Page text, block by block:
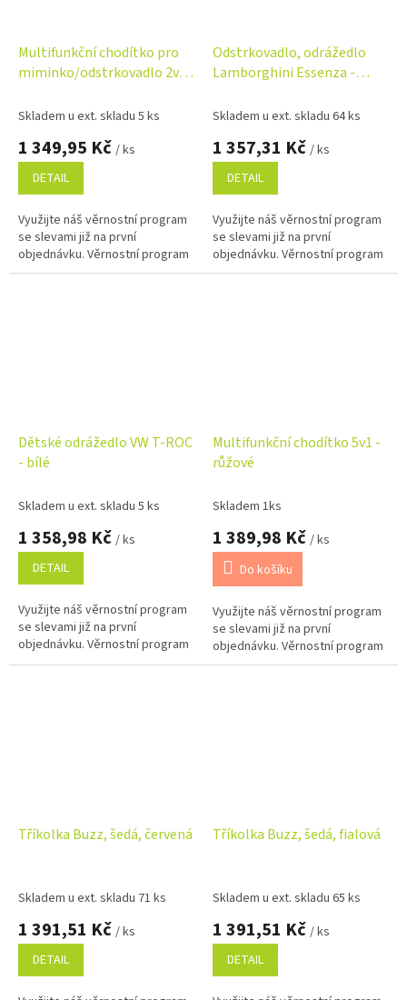
Multifunkční chodítko pro
miminko/odstrkovadlo 2v1
Skladem u ext. skladu 5 ks
1 349,95 Kč / ks
DETAIL
Využijte náš věrnostní program
se slevami již na první
objednávku. Věrnostní program
Odstrkovadlo, odrážedlo
Lamborghini Essenza -
Skladem u ext. skladu 64 ks
1 357,31 Kč / ks
DETAIL
Využijte náš věrnostní program
se slevami již na první
objednávku. Věrnostní program
Dětské odrážedlo VW T-ROC
- bílé
Skladem u ext. skladu 5 ks
1 358,98 Kč / ks
DETAIL
Využijte náš věrnostní program
se slevami již na první
objednávku. Věrnostní program
Multifunkční chodítko 5v1 -
růžové
Skladem 1ks
1 389,98 Kč / ks
Do košíku
Využijte náš věrnostní program
se slevami již na první
objednávku. Věrnostní program
Tříkolka Buzz, šedá, červená
Skladem u ext. skladu 71 ks
1 391,51 Kč / ks
DETAIL
Tříkolka Buzz, šedá, fialová
Skladem u ext. skladu 65 ks
1 391,51 Kč / ks
DETAIL